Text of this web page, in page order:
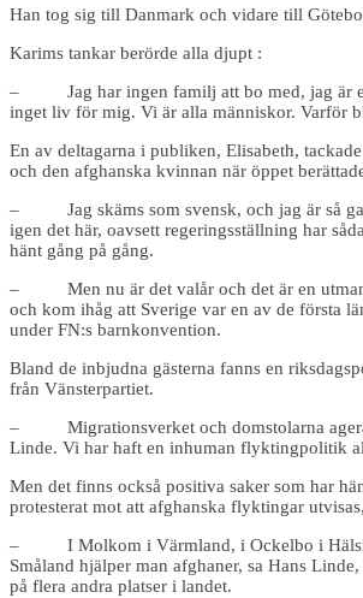
Han tog sig till Danmark och vidare till
Karims tankar berörde alla djupt :
– Jag har ingen familj att bo med, jag är
inget liv för mig. Vi är alla människor. Varför
En av deltagarna i publiken, Elisabeth,
och den afghanska kvinnan när öppet
– Jag skäms som svensk, och jag är så
igen det här, oavsett regeringsställning har
hänt gång på gång.
– Men nu är det valår och det är en
och kom ihåg att Sverige var en av de första
under FN:s barnkonvention.
Bland de inbjudna gästerna fanns en
från Vänsterpartiet.
– Migrationsverket och domstolarna
Linde. Vi har haft en inhuman flyktingpolitik
Men det finns också positiva saker som har
protesterat mot att afghanska flyktingar utvisas,
– I Molkom i Värmland, i Ockelbo i
Småland hjälper man afghaner, sa Hans
på flera andra platser i landet.